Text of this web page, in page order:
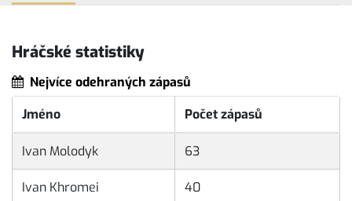
Hráčské statistiky
Nejvíce odehraných zápasů
Jméno
Počet zápasů
Ivan Molodyk 63
Ivan Khromei 40